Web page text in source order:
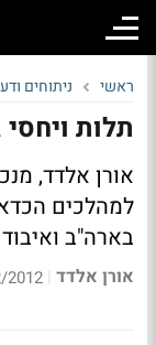
ראשי ניתוחים
תלות
למהלכים
בארה"ב
אורן אלדד |
07:55